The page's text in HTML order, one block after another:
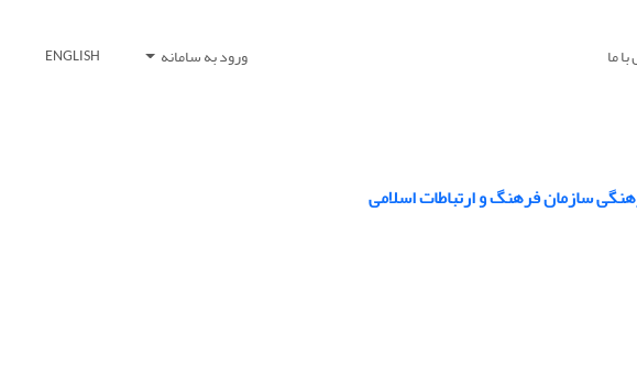
ما ورود به سامانه ENGLISH
سازمان فرهنگ و ارتباطات اسلامی